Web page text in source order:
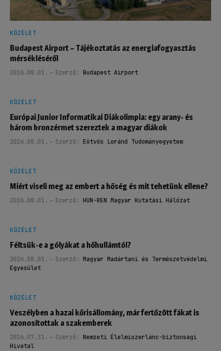
KÖZÉLET
Budapest Airport – Tájékoztatás az energiafogyasztás
mérsékléséről
2026.08.01. Szerző: Budapest Airport
KÖZÉLET
Európai Junior Informatikai Diákolimpia: egy arany- és
három bronzérmet szereztek a magyar diákok
2026.08.01. Szerző: Eötvös Loránd Tudományegyetem
KÖZÉLET
Miért viseli meg az embert a hőség és mit tehetünk ellene?
2026.08.01. Szerző: HUN-REN Magyar Kutatási Hálózat
KÖZÉLET
Féltsük-e a gólyákat a hőhullámtól?
2026.08.01. Szerző: Magyar Madártani és Természetvédelmi
Egyesület
KÖZÉLET
Veszélyben a hazai kőrisállomány, már fertőzött fákat is
azonosítottak a szakemberek
2026.07.31. Szerző: Nemzeti Élelmiszerlánc-biztonsági
Hivatal